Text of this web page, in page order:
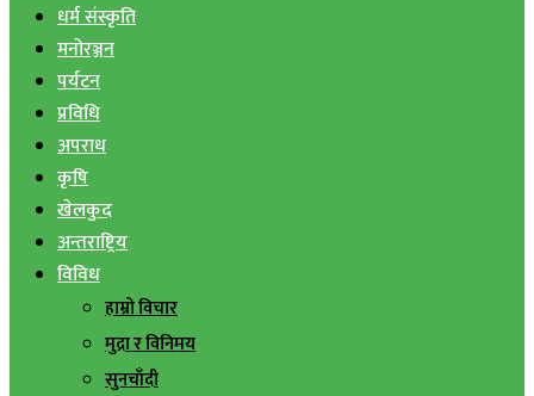
धर्म संस्कृति
मनोरञ्जन
पर्यटन
प्रविधि
अपराध
कृषि
खेलकुद
अन्तराष्ट्रिय
विविध
हाम्रो विचार
मुद्रा र विनिमय
सुनचाँदी